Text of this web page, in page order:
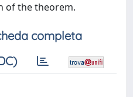
of the theorem.
completa